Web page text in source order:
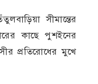
সীমান্তের
কাছে পুশইনের
প্রতিরোধের মুখে